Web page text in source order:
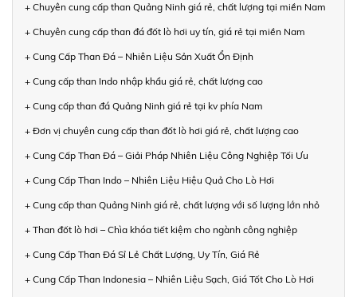
+ Chuyên cung cấp than Quảng Ninh giá rẻ, chất lượng tại miền Nam
+ Chuyên cung cấp than đá đốt lò hơi uy tín, giá rẻ tại miền Nam
+ Cung Cấp Than Đá – Nhiên Liệu Sản Xuất Ổn Định
+ Cung cấp than Indo nhập khẩu giá rẻ, chất lượng cao
+ Cung cấp than đá Quảng Ninh giá rẻ tại kv phía Nam
+ Đơn vị chuyên cung cấp than đốt lò hơi giá rẻ, chất lượng cao
+ Cung Cấp Than Đá – Giải Pháp Nhiên Liệu Công Nghiệp Tối Ưu
+ Cung Cấp Than Indo – Nhiên Liệu Hiệu Quả Cho Lò Hơi
+ Cung cấp than Quảng Ninh giá rẻ, chất lượng với số lượng lớn nhỏ
+ Than đốt lò hơi – Chìa khóa tiết kiệm cho ngành công nghiệp
+ Cung Cấp Than Đá Sỉ Lẻ Chất Lượng, Uy Tín, Giá Rẻ
+ Cung Cấp Than Indonesia – Nhiên Liệu Sạch, Giá Tốt Cho Lò Hơi